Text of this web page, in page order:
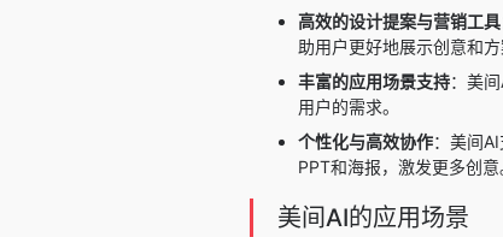
高效的设计提案与营销工具
助用户更好地展示创意和方
丰富的应用场景支持：美
用户的需求。
个性化与高效协作：美间
PPT和海报，激发更多创意
美间AI的应用场景